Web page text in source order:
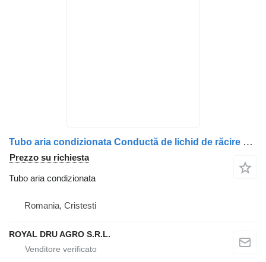
Tubo aria condizionata Conductă de lichid de răcire per camion MAN 51123055163 – 5112305-5163
Prezzo su richiesta
Tubo aria condizionata
Romania, Cristesti
ROYAL DRU AGRO S.R.L.